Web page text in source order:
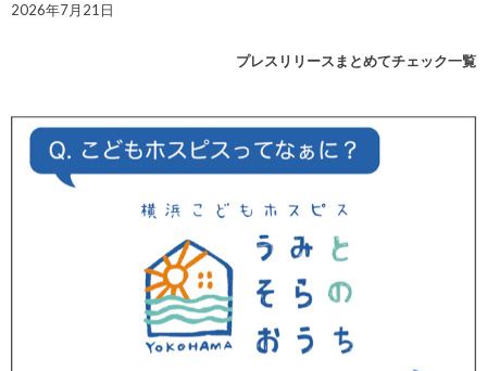
2026年7月21日
プレスリリースまとめてチェック一覧